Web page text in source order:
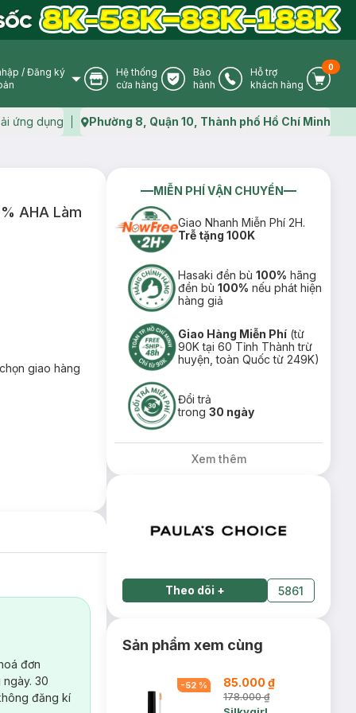
User Icon
/ Đăng ký
Store Icon
Hệ thống
cửa hàng
Warranty Icon
Bảo
hành
Phone Icon
Hỗ trợ
khách hàng
Cart
0
ứng dụng Map icon
Phường 8, Quận 10, Thành phố Hồ Chí Minh
AHA Làm
giao hàng
đơn
30
đăng kí
MIỄN PHÍ VẬN CHUYỂN
Giao Nhanh Miễn Phí 2H.
Trễ tặng 100K
Hasaki đền bù100% hãng
đền bù100% nếu phát hiện
hàng giả
Giao Hàng Miễn Phí (từ
90K tại 60 Tỉnh Thành trừ
huyện, toàn Quốc từ 249K)
Đổi trả
trong30 ngày
Xem thêm
Theo dõi + 5861
Sản phẩm xem cùng
-52 % 85.000 ₫
178.000 ₫